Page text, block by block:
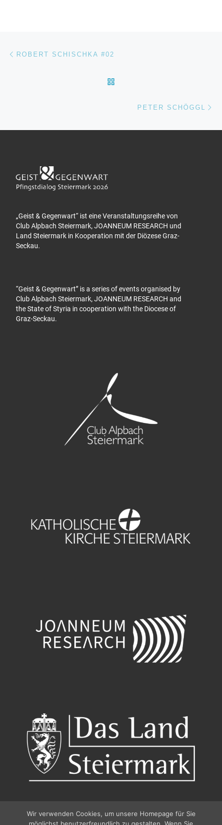
Beitragsnavigation
ROBERT SCHISCHKA #02
PETER SCHÖGGL
„Geist & Gegenwart“ ist eine Veranstaltungsreihe von
Club Alpbach Steiermark, JOANNEUM RESEARCH und
Land Steiermark in Kooperation mit der Diözese Graz-
Seckau.
“Geist & Gegenwart” is a series of events organised by
Club Alpbach Steiermark, JOANNEUM RESEARCH and
the State of Styria in cooperation with the Diocese of
Graz-Seckau.
Wir verwenden Cookies, um unsere Homepage für Sie